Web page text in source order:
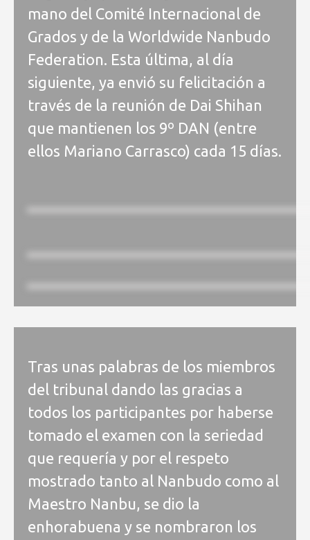
mano del Comité Internacional de
Grados y de la Worldwide Nanbudo
Federation. Esta última, al día
siguiente, ya envió su felicitación a
través de la reunión de Dai Shihan
que mantienen los 9º DAN (entre
ellos Mariano Carrasco) cada 15 días.
Tras unas palabras de los miembros
del tribunal dando las gracias a
todos los participantes por haberse
tomado el examen con la seriedad
que requería y por el respeto
mostrado tanto al Nanbudo como al
Maestro Nanbu, se dio la
enhorabuena y se nombraron los